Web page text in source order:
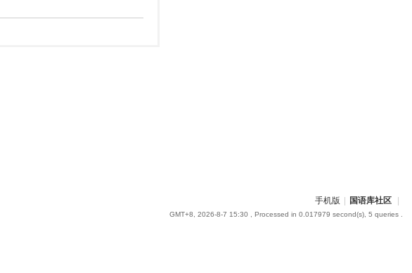
手机版 国语库社区
GMT+8, 2026-8-7 15:30 , Processed in 0.017979 second(s), 5 queries .